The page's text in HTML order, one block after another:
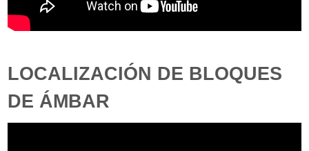
LOCALIZACIÓN DE BLOQUES
DE ÁMBAR